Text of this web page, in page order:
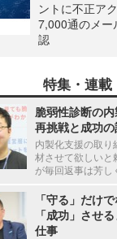
ントに不正ア
7,000通のメー
認
特集・連載
脆弱性診断の
再挑戦と成功
内製化支援の取り
材させて欲しいと
が毎回返事は芳し
「守る」だけ
「成功」させ
仕事